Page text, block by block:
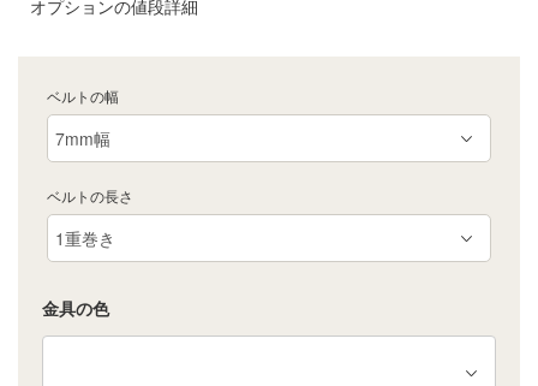
オプションの値段詳細
ベルトの幅
ベルトの長さ
金具の色